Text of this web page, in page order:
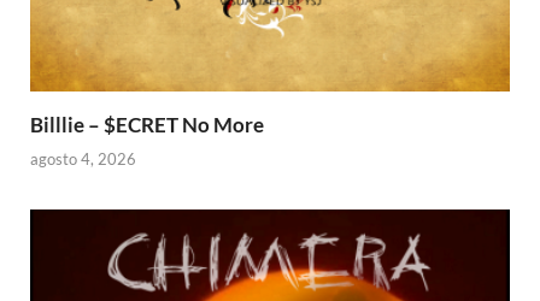
Billlie – $ECRET No More
agosto 4, 2026